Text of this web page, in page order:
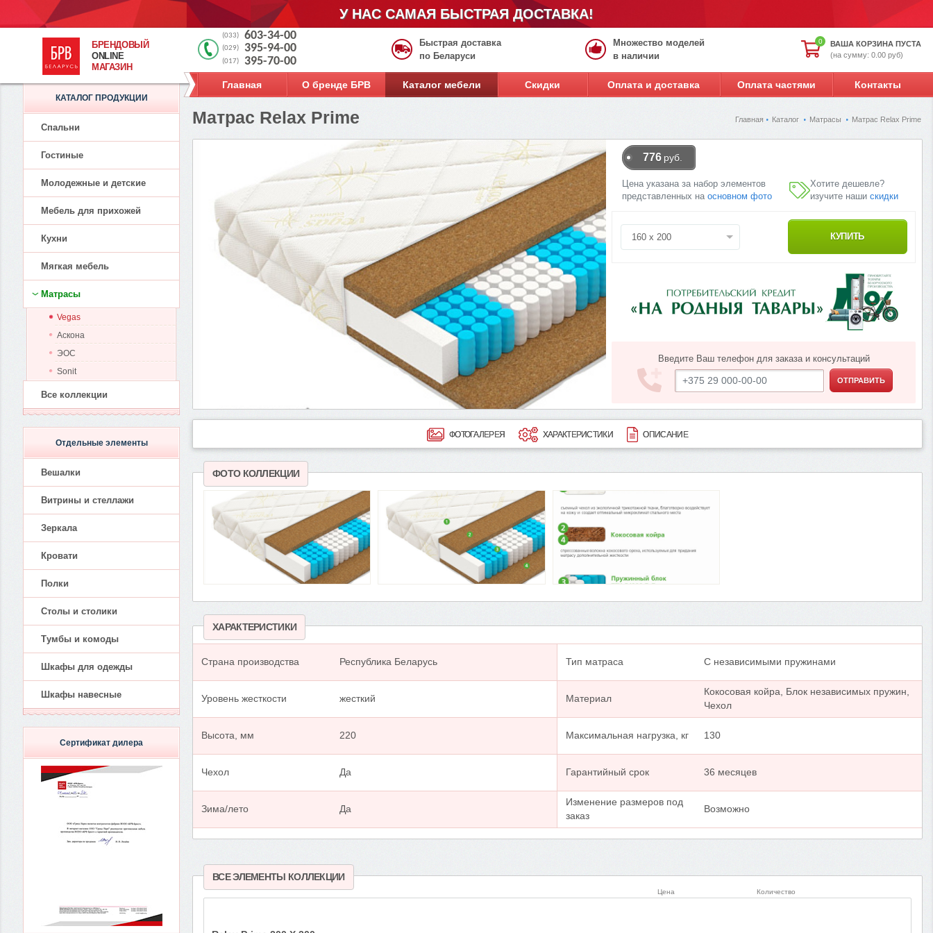
У НАС САМАЯ БЫСТРАЯ ДОСТАВКА!
БРЕНДОВЫЙ
ONLINE
МАГАЗИН
0
ВАША КОРЗИНА ПУСТА
(на сумму: 0.00 руб)
(033) 603-34-00
(029) 395-94-00
(017) 395-70-00
Быстрая доставка
по Беларуси
Множество моделей
в наличии
Главная О бренде БРВ Каталог мебели Скидки Оплата и доставка Оплата частями Контакты
Главная Каталог Матрасы Матрас Relax Prime
Матрас Relax Prime
776 руб.
Цена указана за набор элементов
представленных наосновном фото
Хотите дешевле?
изучите наши скидки
160 x 200 КУПИТЬ
Введите Ваш телефон для заказа и консультаций
ОТПРАВИТЬ
ФОТОГАЛЕРЕЯ ХАРАКТЕРИСТИКИ ОПИСАНИЕ
ФОТО КОЛЛЕКЦИИ
ХАРАКТЕРИСТИКИ
Страна производства Республика Беларусь
Уровень жесткости жесткий
Высота, мм 220
Чехол Да
Зима/лето Да
Тип матраса С независимыми пружинами
Материал
Кокосовая койра, Блок независимых пружин,
Чехол
Максимальная нагрузка, кг 130
Гарантийный срок 36 месяцев
Изменение размеров под
заказ
Возможно
ВСЕ ЭЛЕМЕНТЫ КОЛЛЕКЦИИ
Цена Количество
КАТАЛОГ ПРОДУКЦИИ
Спальни
Гостиные
Молодежные и детские
Мебель для прихожей
Кухни
Мягкая мебель
Матрасы
Vegas
Аскона
ЭОС
Sonit
Все коллекции
Отдельные элементы
Вешалки
Витрины и стеллажи
Зеркала
Кровати
Полки
Столы и столики
Тумбы и комоды
Шкафы для одежды
Шкафы навесные
Сертификат дилера